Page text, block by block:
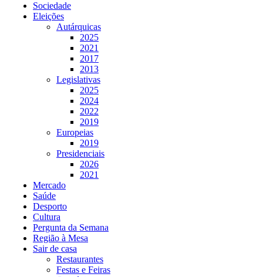
Sociedade
Eleições
Autárquicas
2025
2021
2017
2013
Legislativas
2025
2024
2022
2019
Europeias
2019
Presidenciais
2026
2021
Mercado
Saúde
Desporto
Cultura
Pergunta da Semana
Região à Mesa
Sair de casa
Restaurantes
Festas e Feiras